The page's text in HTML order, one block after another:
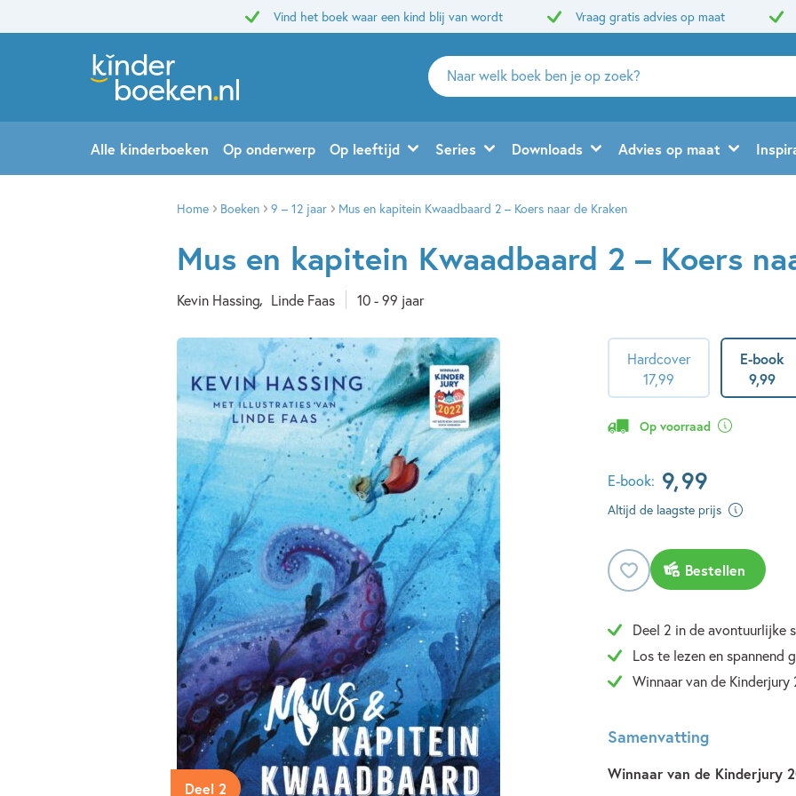
Vind het boek waar een kind blij van wordt Vraag gratis advies op maat
Zoeken
naar
en
uitgevers
Alle kinderboeken Op onderwerp Op leeftijd Series Downloads Advies op maat
Home Boeken 9 – 12 jaar Mus en kapitein Kwaadbaard 2 – Koers naar de Kraken
Mus en kapitein Kwaadbaard 2 – Koers
Kevin Hassing Linde Faas 10 - 99 jaar
Deel 2
Hardcover
17,99
E-book
9,99
Op voorraad
E-book: 9,99
Altijd de laagste prijs
Bestellen
Deel 2 in de avontuurlijke
Los te lezen en spannend
Winnaar van de Kinderjury
Samenvatting
Winnaar van de Kinderjury